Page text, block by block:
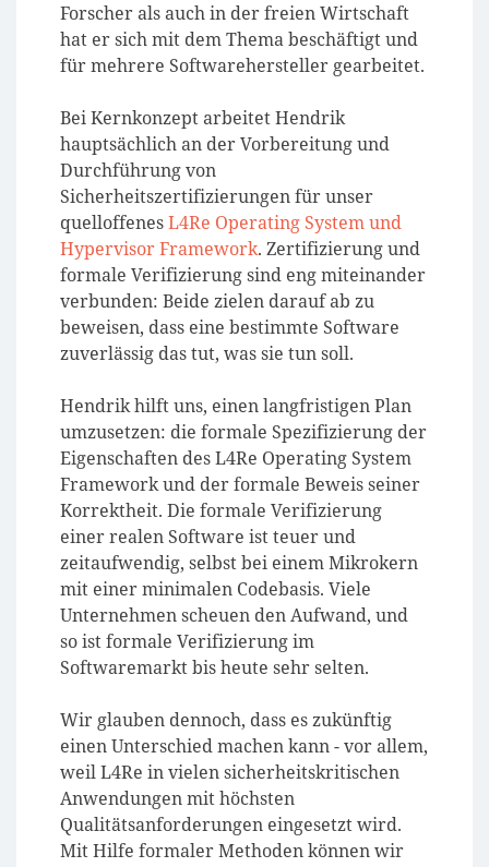
Forscher als auch in der freien Wirtschaft
hat er sich mit dem Thema beschäftigt und
für mehrere Softwarehersteller gearbeitet.
Bei Kernkonzept arbeitet Hendrik
hauptsächlich an der Vorbereitung und
Durchführung von
Sicherheitszertifizierungen für unser
quelloffenesL4Re Operating System und
Hypervisor Framework. Zertifizierung und
formale Verifizierung sind eng miteinander
verbunden: Beide zielen darauf ab zu
beweisen, dass eine bestimmte Software
zuverlässig das tut, was sie tun soll.
Hendrik hilft uns, einen langfristigen Plan
umzusetzen: die formale Spezifizierung der
Eigenschaften des L4Re Operating System
Framework und der formale Beweis seiner
Korrektheit. Die formale Verifizierung
einer realen Software ist teuer und
zeitaufwendig, selbst bei einem Mikrokern
mit einer minimalen Codebasis. Viele
Unternehmen scheuen den Aufwand, und
so ist formale Verifizierung im
Softwaremarkt bis heute sehr selten.
Wir glauben dennoch, dass es zukünftig
einen Unterschied machen kann - vor allem,
weil L4Re in vielen sicherheitskritischen
Anwendungen mit höchsten
Qualitätsanforderungen eingesetzt wird.
Mit Hilfe formaler Methoden können wir